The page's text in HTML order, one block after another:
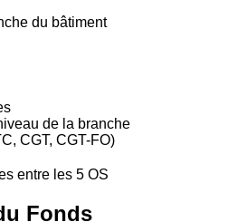
du bâtiment
de la branche
CGT, CGT-FO)
entre les 5 OS
Fonds